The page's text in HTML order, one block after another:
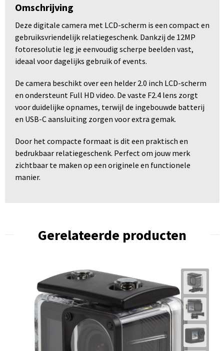
Omschrijving
Deze digitale camera met LCD-scherm is een compact en
gebruiksvriendelijk relatiegeschenk. Dankzij de 12MP
fotoresolutie leg je eenvoudig scherpe beelden vast,
ideaal voor dagelijks gebruik of events.
De camera beschikt over een helder 2.0 inch LCD-scherm
en ondersteunt Full HD video. De vaste F2.4 lens zorgt
voor duidelijke opnames, terwijl de ingebouwde batterij
en USB-C aansluiting zorgen voor extra gemak.
Door het compacte formaat is dit een praktisch en
bedrukbaar relatiegeschenk. Perfect om jouw merk
zichtbaar te maken op een originele en functionele
manier.
Gerelateerde producten